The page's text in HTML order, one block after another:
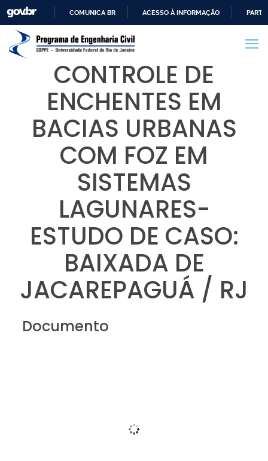
PARA
CONTEÚDO
COMUNICA BR ACESSO À INFORMAÇÃO
CONTROLE DE
ENCHENTES EM
BACIAS URBANAS
COM FOZ EM
SISTEMAS
LAGUNARES-
ESTUDO DE CASO:
BAIXADA DE
JACAREPAGUÁ / RJ
Documento